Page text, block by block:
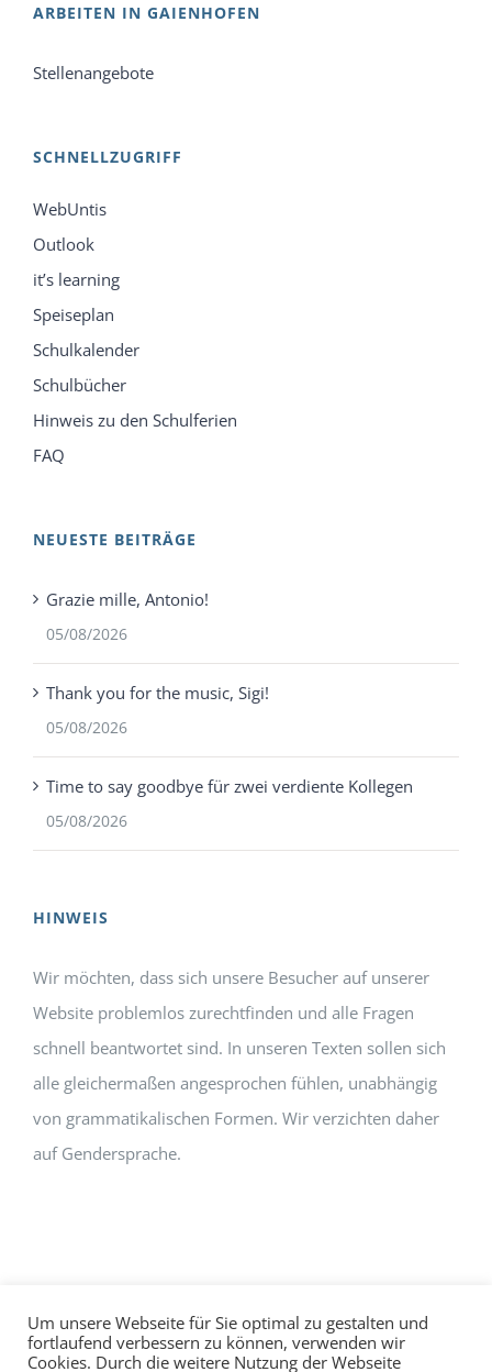
ARBEITEN IN GAIENHOFEN
Stellenangebote
SCHNELLZUGRIFF
WebUntis
Outlook
it’s learning
Speiseplan
Schulkalender
Schulbücher
Hinweis zu den Schulferien
FAQ
NEUESTE BEITRÄGE
Grazie mille, Antonio!
05/08/2026
Thank you for the music, Sigi!
05/08/2026
Time to say goodbye für zwei verdiente Kollegen
05/08/2026
HINWEIS
Wir möchten, dass sich unsere Besucher auf unserer
Website problemlos zurechtfinden und alle Fragen
schnell beantwortet sind. In unseren Texten sollen sich
alle gleichermaßen angesprochen fühlen, unabhängig
von grammatikalischen Formen. Wir verzichten daher
auf Gendersprache.
Um unsere Webseite für Sie optimal zu gestalten und
fortlaufend verbessern zu können, verwenden wir
Cookies. Durch die weitere Nutzung der Webseite